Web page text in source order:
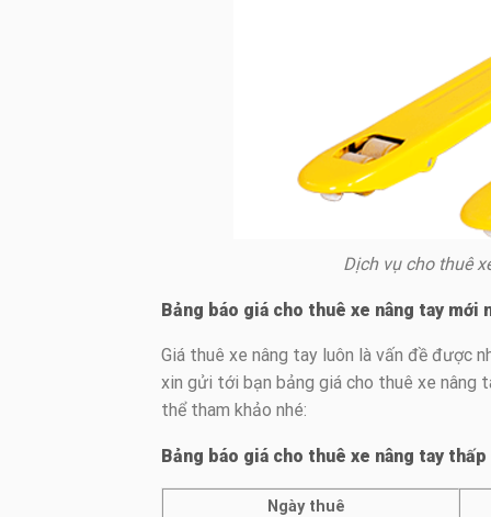
Dịch vụ cho thuê
Bảng báo giá cho thuê xe nâng tay mới
Giá thuê xe nâng tay luôn là vấn đề được
xin gửi tới bạn bảng giá cho thuê xe nâng
thể tham khảo nhé:
Bảng báo giá cho thuê xe nâng tay thấp
Ngày thuê